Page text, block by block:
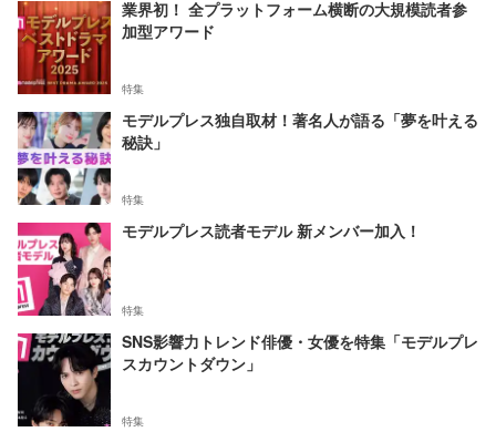
業界初！ 全プラットフォーム横断の大規模読者参
加型アワード
特集
モデルプレス独自取材！著名人が語る「夢を叶える
秘訣」
特集
モデルプレス読者モデル 新メンバー加入！
特集
SNS影響力トレンド俳優・女優を特集「モデルプレ
スカウントダウン」
特集